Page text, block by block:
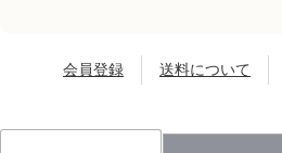
会員登録 送料について